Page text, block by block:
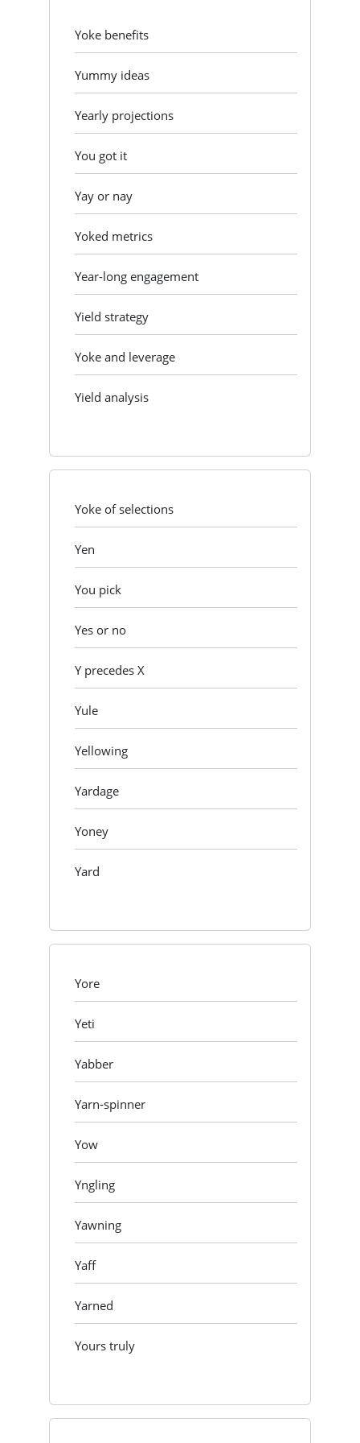
Yoke benefits
Yummy ideas
Yearly projections
You got it
Yay or nay
Yoked metrics
Year-long engagement
Yield strategy
Yoke and leverage
Yield analysis
Yoke of selections
Yen
You pick
Yes or no
Y precedes X
Yule
Yellowing
Yardage
Yoney
Yard
Yore
Yeti
Yabber
Yarn-spinner
Yow
Yngling
Yawning
Yaff
Yarned
Yours truly